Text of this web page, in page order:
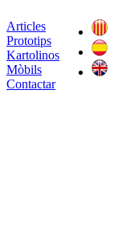
Articles
Prototips
Kartolinos
Mòbils
Contactar